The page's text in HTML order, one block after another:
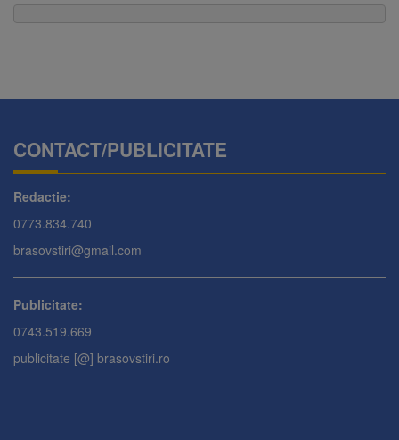
CONTACT/PUBLICITATE
Redactie:
0773.834.740
brasovstiri@gmail.com
Publicitate:
0743.519.669
publicitate [@] brasovstiri.ro